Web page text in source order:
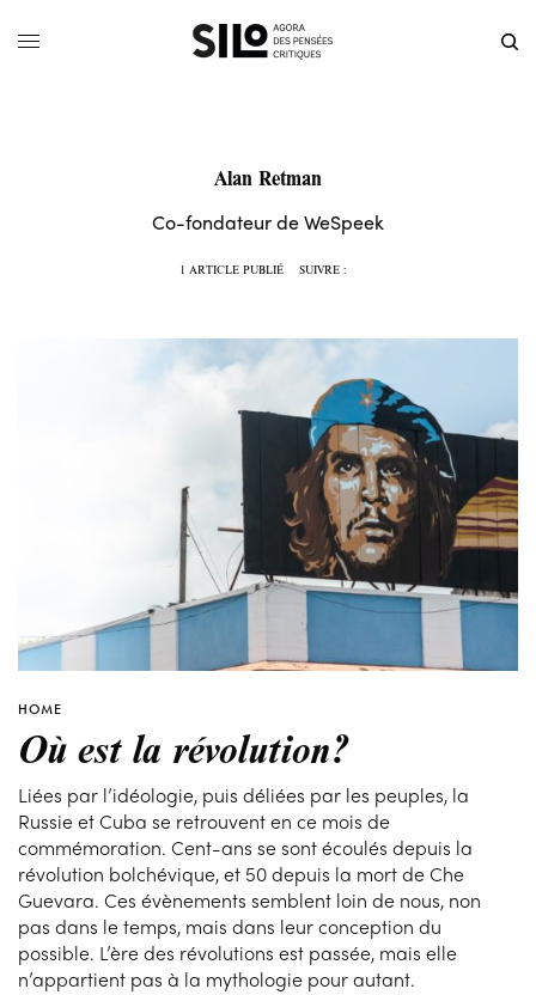
Alan Retman
Co-fondateur de WeSpeek
1 ARTICLE PUBLIÉ SUIVRE :
HOME
Où est la révolution?
Liées par l’idéologie, puis déliées par les peuples, la
Russie et Cuba se retrouvent en ce mois de
commémoration. Cent-ans se sont écoulés depuis la
révolution bolchévique, et 50 depuis la mort de Che
Guevara. Ces évènements semblent loin de nous, non
pas dans le temps, mais dans leur conception du
possible. L’ère des révolutions est passée, mais elle
n’appartient pas à la mythologie pour autant.